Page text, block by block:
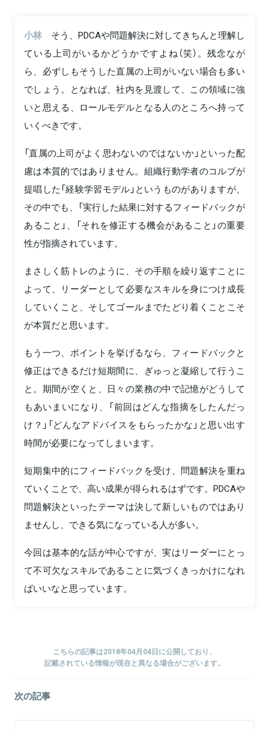
小林
そう、PDCAや問題解決に対してきちんと理解し
ている上司がいるかどうかですよね（笑）。残念なが
ら、必ずしもそうした直属の上司がいない場合も多い
でしょう。となれば、社内を見渡して、この領域に強
いと思える、ロールモデルとなる人のところへ持って
いくべきです。
「直属の上司がよく思わないのではないか」といった配
慮は本質的ではありません。組織行動学者のコルブが
提唱した「経験学習モデル」というものがありますが、
その中でも、「実行した結果に対するフィードバックが
あること」、「それを修正する機会があること」の重要
性が指摘されています。
まさしく筋トレのように、その手順を繰り返すことに
よって、リーダーとして必要なスキルを身につけ成長
していくこと、そしてゴールまでたどり着くことこそ
が本質だと思います。
もう一つ、ポイントを挙げるなら、フィードバックと
修正はできるだけ短期間に、ぎゅっと凝縮して行うこ
と。期間が空くと、日々の業務の中で記憶がどうして
もあいまいになり、「前回はどんな指摘をしたんだっ
け？」「どんなアドバイスをもらったかな」と思い出す
時間が必要になってしまいます。
短期集中的にフィードバックを受け、問題解決を重ね
ていくことで、高い成果が得られるはずです。PDCAや
問題解決といったテーマは決して新しいものではあり
ませんし、できる気になっている人が多い。
今回は基本的な話が中心ですが、実はリーダーにとっ
て不可欠なスキルであることに気づくきっかけになれ
ばいいなと思っています。
こちらの記事は2018年04月04日に公開しており、
記載されている情報が現在と異なる場合がございます。
次の記事